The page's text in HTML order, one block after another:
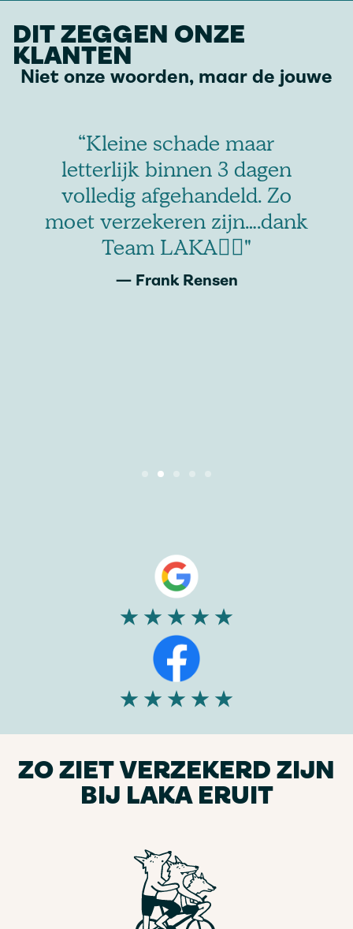
DIT ZEGGEN ONZE
KLANTEN
Niet onze woorden, maar de jouwe
“Heel snel en vriendelijk
antwoord op al je vragen.
Daarnaast denken ze heel
goed mee met het
probleem. De service kon
dus eigenlijk niet beter wat
ZO ZIET VERZEKERD ZIJN
BIJ LAKA ERUIT